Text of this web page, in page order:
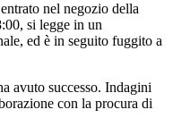
nel negozio della
si legge in un
ed è in seguito fuggito a
avuto successo. Indagini
con la procura di